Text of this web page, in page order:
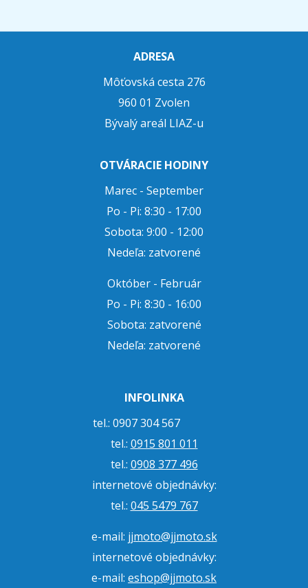
ADRESA
Môťovská cesta 276
960 01 Zvolen
Bývalý areál LIAZ-u
OTVÁRACIE HODINY
Marec - September
Po - Pi: 8:30 - 17:00
Sobota: 9:00 - 12:00
Nedeľa: zatvorené
Október - Február
Po - Pi: 8:30 - 16:00
Sobota: zatvorené
Nedeľa: zatvorené
INFOLINKA
tel.: 0907 304 567
tel.: 0915 801 011
tel.: 0908 377 496
internetové objednávky:
tel.: 045 5479 767
e-mail: jjmoto@jjmoto.sk
internetové objednávky:
e-mail: eshop@jjmoto.sk